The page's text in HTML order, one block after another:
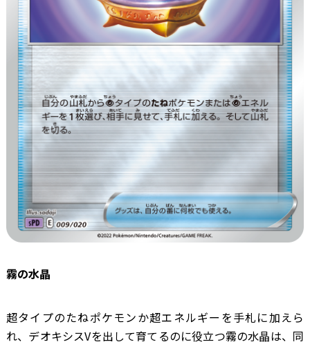
霧の水晶
超タイプのたねポケモンか超エネルギーを手札に加えら
れ、デオキシスVを出して育てるのに役立つ霧の水晶は、同